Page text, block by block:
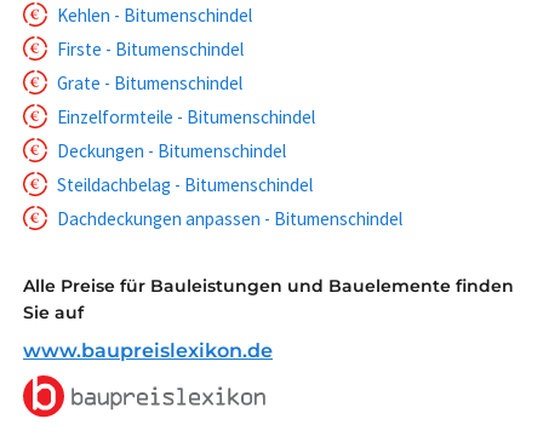
Kehlen - Bitumenschindel
Firste - Bitumenschindel
Grate - Bitumenschindel
Einzelformteile - Bitumenschindel
Deckungen - Bitumenschindel
Steildachbelag - Bitumenschindel
Dachdeckungen anpassen - Bitumenschindel
Alle Preise für Bauleistungen und Bauelemente finden
Sie auf
www.baupreislexikon.de